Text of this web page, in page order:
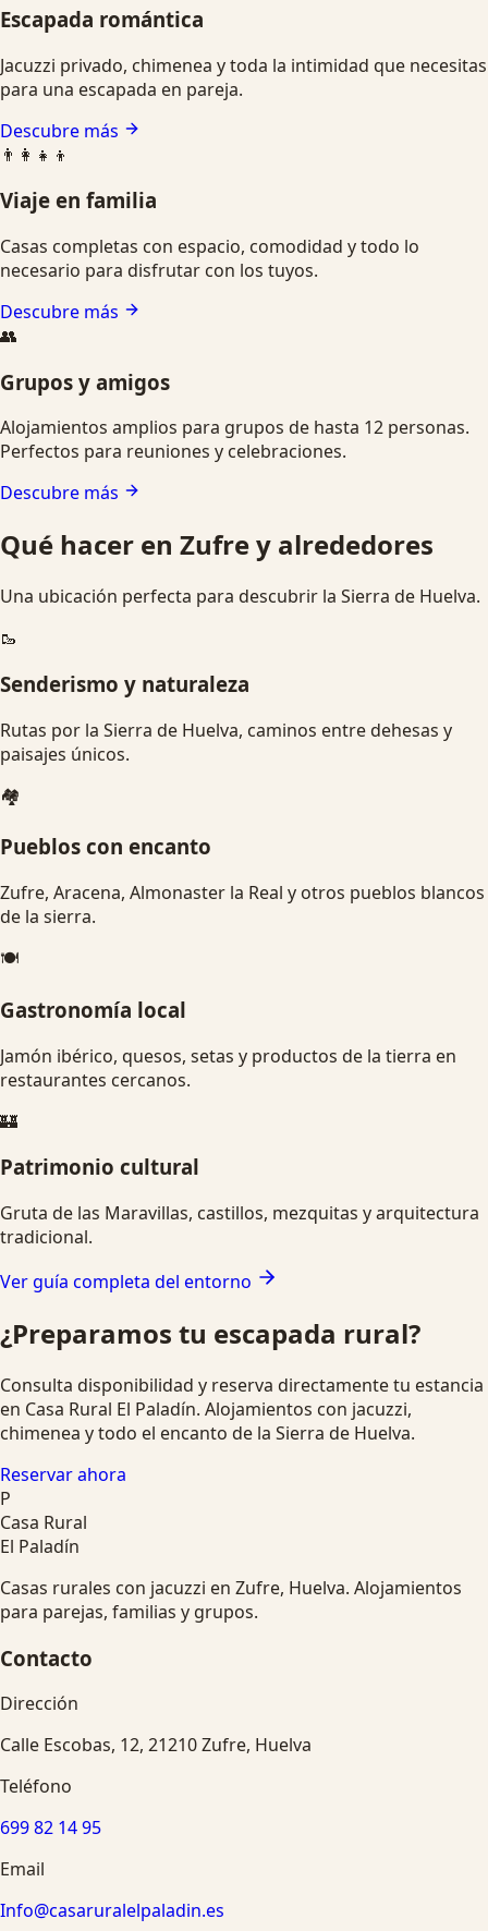
Escapada romántica
Jacuzzi privado, chimenea y toda la intimidad que necesitas
para una escapada en pareja.
Descubre más
👨‍👩‍👧‍👦
Viaje en familia
Casas completas con espacio, comodidad y todo lo
necesario para disfrutar con los tuyos.
Descubre más
👥
Grupos y amigos
Alojamientos amplios para grupos de hasta 12 personas.
Perfectos para reuniones y celebraciones.
Descubre más
Qué hacer en Zufre y alrededores
Una ubicación perfecta para descubrir la Sierra de Huelva.
🥾
Senderismo y naturaleza
Rutas por la Sierra de Huelva, caminos entre dehesas y
paisajes únicos.
🏘️
Pueblos con encanto
Zufre, Aracena, Almonaster la Real y otros pueblos blancos
de la sierra.
🍽️
Gastronomía local
Jamón ibérico, quesos, setas y productos de la tierra en
restaurantes cercanos.
🏰
Patrimonio cultural
Gruta de las Maravillas, castillos, mezquitas y arquitectura
tradicional.
Ver guía completa del entorno
¿Preparamos tu escapada rural?
Consulta disponibilidad y reserva directamente tu estancia
en Casa Rural El Paladín. Alojamientos con jacuzzi,
chimenea y todo el encanto de la Sierra de Huelva.
Reservar ahora
P
Casa Rural
El Paladín
Casas rurales con jacuzzi en Zufre, Huelva. Alojamientos
para parejas, familias y grupos.
Contacto
Dirección
Calle Escobas, 12, 21210 Zufre, Huelva
Teléfono
699 82 14 95
Email
Info@casaruralelpaladin.es